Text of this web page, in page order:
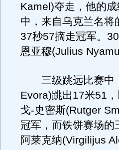
Kamel)夺走，他的
中，来自乌克兰名
37秒57摘走冠军。
恩亚穆(Julius
三级跳远比赛中
Evora)跳出17米51
戈-史密斯(Rutger
冠军，而铁饼赛场
阿莱克纳(Virgilijus